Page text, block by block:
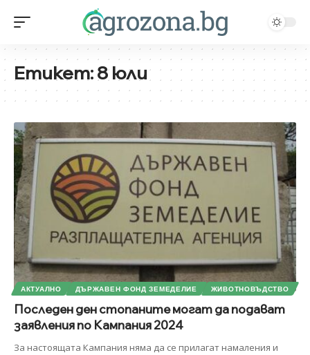
Етикет:8 юли
АКТУАЛНО ДЪРЖАВЕН ФОНД ЗЕМЕДЕЛИЕ ЖИВОТНОВЪДСТВО
Последен ден стопаните могат да подават
заявления по Кампания 2024
За настоящата Кампания няма да се прилагат намаления и